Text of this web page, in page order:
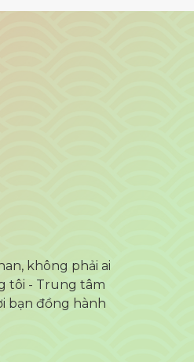
không phải ai
tôi - Trung tâm
bạn đồng hành